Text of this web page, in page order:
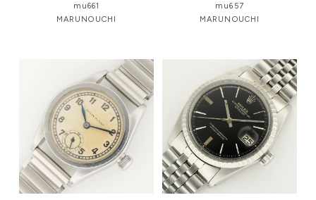
mu661
MARUNOUCHI
mu657
MARUNOUCHI